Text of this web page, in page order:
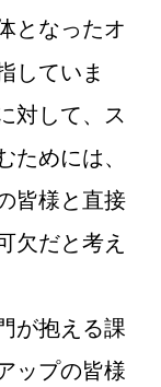
となったオ
していま
対して、ス
めには、
皆様と直接
欠だと考え
が抱える課
ップの皆様